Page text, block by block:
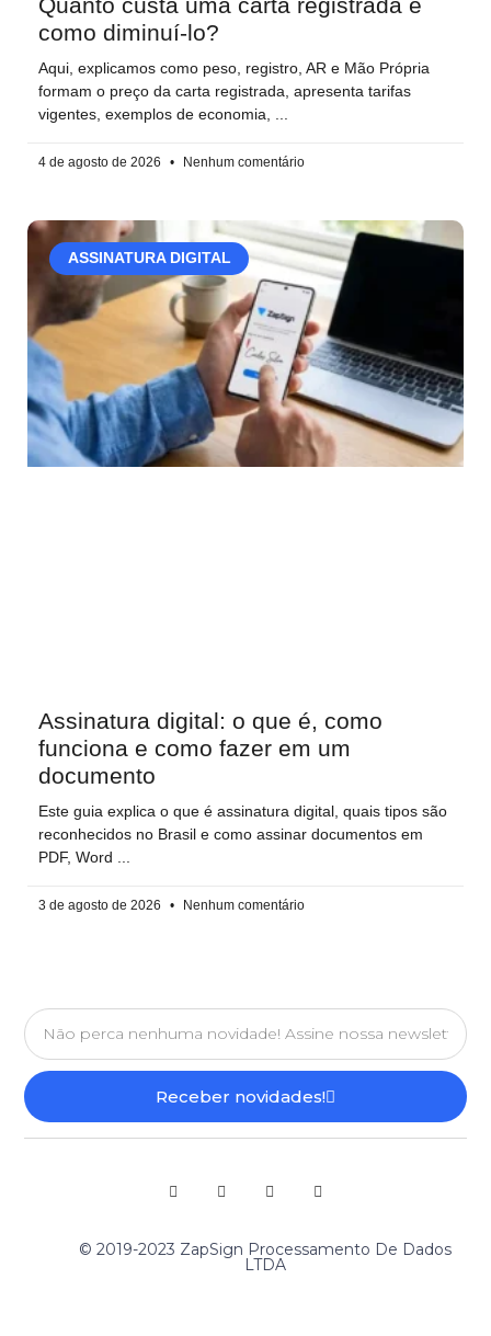
como diminuí-lo?
Aqui, explicamos como peso, registro, AR e Mão Própria
formam o preço da carta registrada, apresenta tarifas
vigentes, exemplos de economia,
4 de agosto de 2026 Nenhum comentário
ASSINATURA DIGITAL
Assinatura digital: o que é, como
funciona e como fazer em um
documento
Este guia explica o que é assinatura digital, quais tipos são
reconhecidos no Brasil e como assinar documentos em
PDF, Word
3 de agosto de 2026 Nenhum comentário
Receber novidades!
© 2019-2023 ZapSign Processamento De Dados
LTDA